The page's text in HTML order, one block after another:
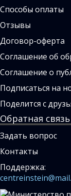
Способы оплаты
Отзывы
Договор-оферта
Соглашение об
Соглашение о
Подписаться на
Поделится с
Обратная связь
Задать вопрос
Контакты
Поддержка: